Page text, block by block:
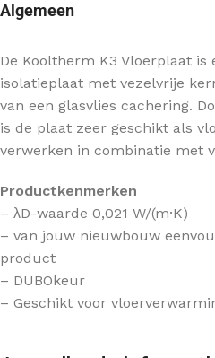
Algemeen
De Kooltherm K3 Vloerplaat
isolatieplaat met vezelvrije
van een glasvlies cachering.
is de plaat zeer geschikt als
verwerken in combinatie met
Productkenmerken
– λD-waarde 0,021 W/(m·K)
– van jouw nieuwbouw
product
– DUBOkeur
– Geschikt voor